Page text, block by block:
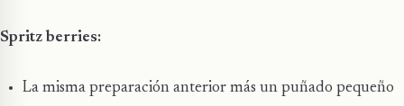
Spritz berries:
La misma preparación anterior más un puñado pequeño